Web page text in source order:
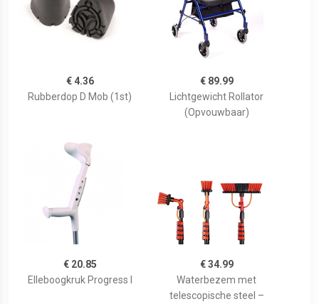
€ 4.36
Rubberdop D Mob (1st)
€ 89.99
Lichtgewicht Rollator
(Opvouwbaar)
€ 20.85
Elleboogkruk Progress I
€ 34.99
Waterbezem met
telescopische steel –